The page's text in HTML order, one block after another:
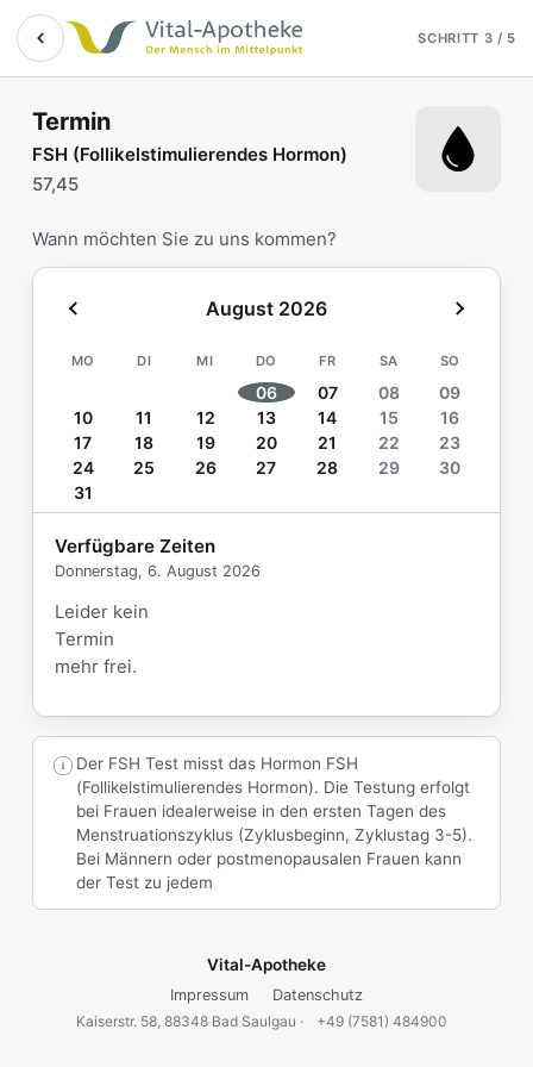
Zum Hauptinhalt springen
Termin online buchen
SCHRITT 3 / 5
Termin
FSH (Follikelstimulierendes Hormon)
57,45
Wann möchten Sie zu uns kommen?
August 2026
MO DI MI DO FR SA SO
06 07 08
09
10
11 12 13 14 15
16
17
18 19 20 21 22
23
24
25 26 27 28 29
30
31
Verfügbare Zeiten
Donnerstag, 6. August 2026
Leider kein
Termin
mehr frei.
Der FSH Test misst das Hormon FSH
(Follikelstimulierendes Hormon). Die Testung erfolgt
bei Frauen idealerweise in den ersten Tagen des
Menstruationszyklus (Zyklusbeginn, Zyklustag 3-5).
Bei Männern oder postmenopausalen Frauen kann
der Test zu jedem
Vital-Apotheke
Impressum
Datenschutz
Kaiserstr. 58, 88348 Bad Saulgau ·
+49 (7581) 484900